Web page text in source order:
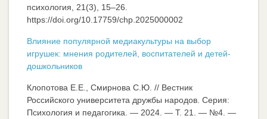
психология, 21(3), 15–26.
https://doi.org/10.17759/chp.2025000002
Влияние популярной медиакультуры на выбор
игрушек: мнения родителей, воспитателей и детей-
дошкольников
Клопотова Е.Е., Смирнова С.Ю. // Вестник
Российского университета дружбы народов. Серия:
Психология и педагогика. — 2024. — Т. 21. — №4. —